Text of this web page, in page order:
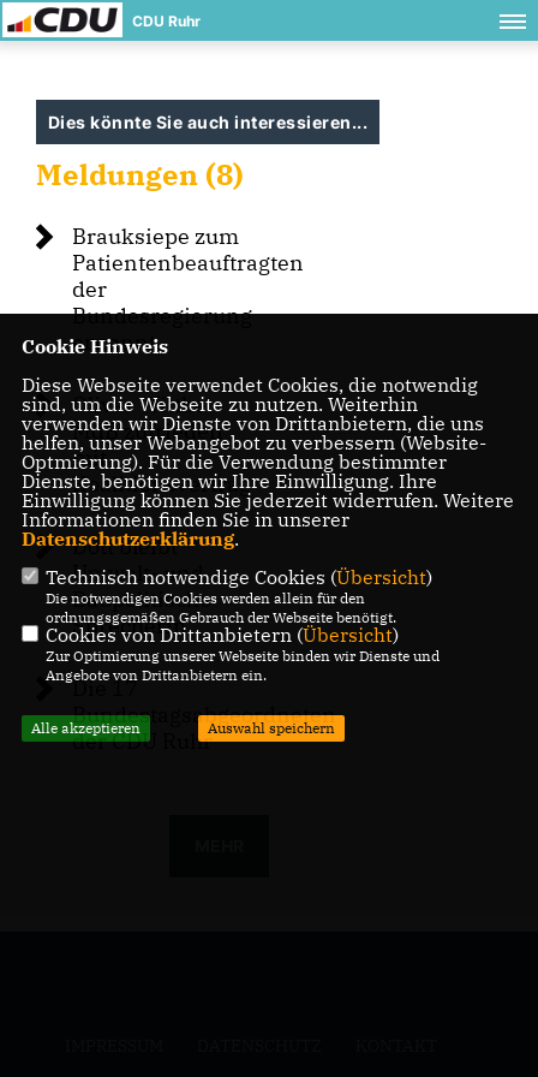
CDU Ruhr
Dies könnte Sie auch interessieren...
Meldungen (8)
Brauksiepe zum
Patientenbeauftragten
der
Bundesregierung
ernannt
Oliver Wittke
MdB zufrieden
mit
Koalitionsvertrag
Dött bleibt
Umwelt- und
Baupolitische
Sprecherin
Die 17
Bundestagsabgeordneten
der CDU Ruhr
Cookie Hinweis
Diese Webseite verwendet Cookies, die notwendig
sind, um die Webseite zu nutzen. Weiterhin
verwenden wir Dienste von Drittanbietern, die uns
helfen, unser Webangebot zu verbessern (Website-
Optmierung). Für die Verwendung bestimmter
Dienste, benötigen wir Ihre Einwilligung. Ihre
Einwilligung können Sie jederzeit widerrufen. Weitere
Informationen finden Sie in unserer
Datenschutzerklärung.
Technisch notwendige Cookies (Übersicht)
Die notwendigen Cookies werden allein für den
ordnungsgemäßen Gebrauch der Webseite benötigt.
Cookies von Drittanbietern (Übersicht)
Zur Optimierung unserer Webseite binden wir Dienste und
Angebote von Drittanbietern ein.
Alle akzeptieren Auswahl speichern